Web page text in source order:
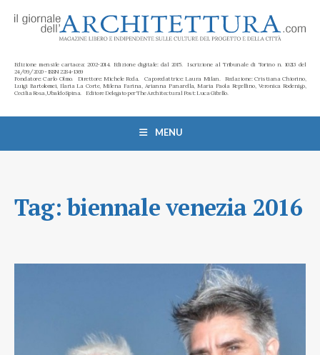
Edizione mensile cartacea: 2002-2014. Edizione digitale: dal 2015. Iscrizione al Tribunale di Torino n. 10213 del
24/09/2020 - ISSN 2284-1369
Fondatore: Carlo Olmo. Direttore: Michele Roda. Caporedattrice: Laura Milan. Redazione: Cristiana Chiorino,
Luigi Bartolomei, Ilaria La Corte, Milena Farina, Arianna Panarella, Maria Paola Repellino, Veronica Rodenigo,
Cecilia Rosa, Ubaldo Spina. Editore Delegato per The Architectural Post: Luca Gibello.
MENU
Tag:biennale venezia 2016